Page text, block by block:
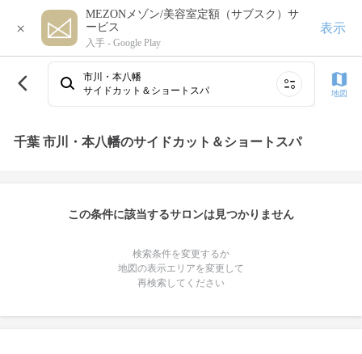
×
MEZONメゾン/美容室定額（サブスク）サ
ービス
入手 - Google Play
表示
市川・本八幡
サイドカット＆ショートスパ
地図
千葉 市川・本八幡のサイドカット＆ショートスパ
この条件に該当するサロンは見つかりません
検索条件を変更するか
地図の表示エリアを変更して
再検索してください